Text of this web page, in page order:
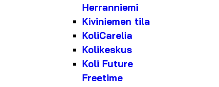
Herranniemi
Kiviniemen tila
KoliCarelia
Kolikeskus
Koli Future
Freetime